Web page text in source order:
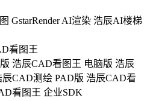
GstarRender AI渲染 浩辰AI楼梯
看图王
浩辰CAD看图王 电脑版 浩辰
辰CAD测绘 PAD版 浩辰CAD看
看图王 企业SDK